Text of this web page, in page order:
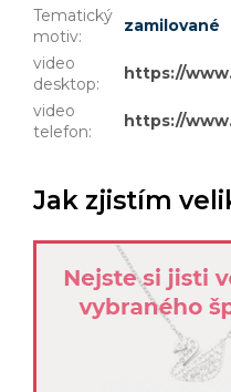
Tematický
motiv:
zamilované
video
desktop:
https://
video
telefon:
https://
Jak zjistím